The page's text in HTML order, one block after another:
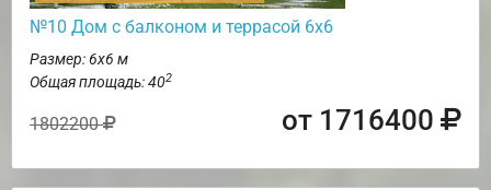
№10 Дом с балконом и террасой 6х6
Размер: 6х6 м
Общая площадь: 402
1802200 от 1716400